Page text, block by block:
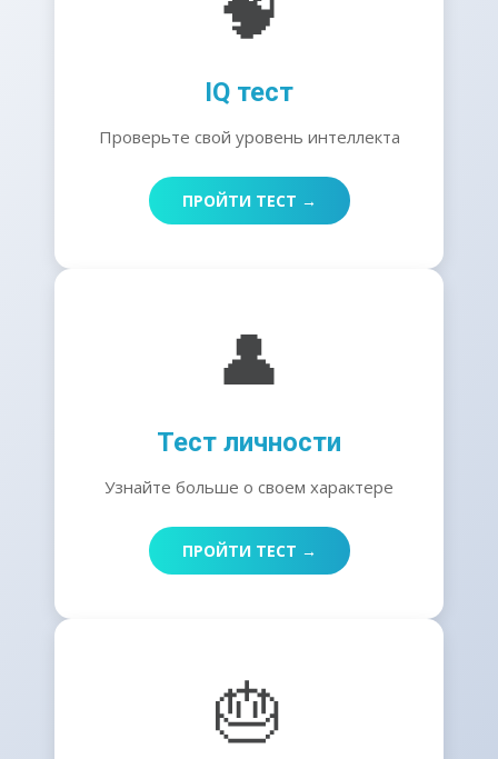
IQ тест
Проверьте свой уровень интеллекта
ПРОЙТИ ТЕСТ →
👤
Тест личности
Узнайте больше о своем характере
ПРОЙТИ ТЕСТ →
🎂